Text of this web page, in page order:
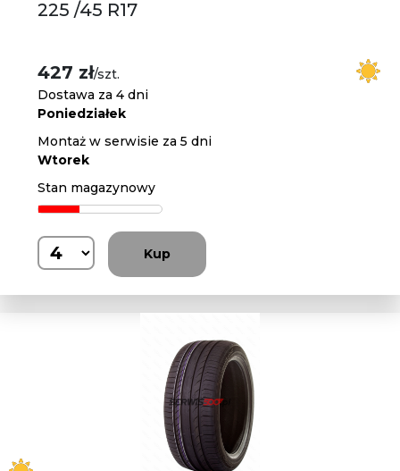
225 /45 R17
427 zł/szt.
Dostawa za 4 dni
Poniedziałek
Montaż w serwisie za 5 dni
Wtorek
Stan magazynowy
Kup